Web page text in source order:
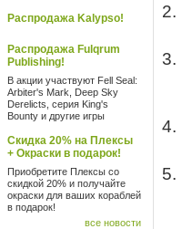
Распродажа Kalypso!
Распродажа Fulqrum
Publishing!
В акции участвуют Fell Seal:
Arbiter's Mark, Deep Sky
Derelicts, серия King's
Bounty и другие игры
Скидка 20% на Плексы
+ Окраски в подарок!
Приобретите Плексы со
скидкой 20% и получайте
окраски для ваших кораблей
в подарок!
все новости